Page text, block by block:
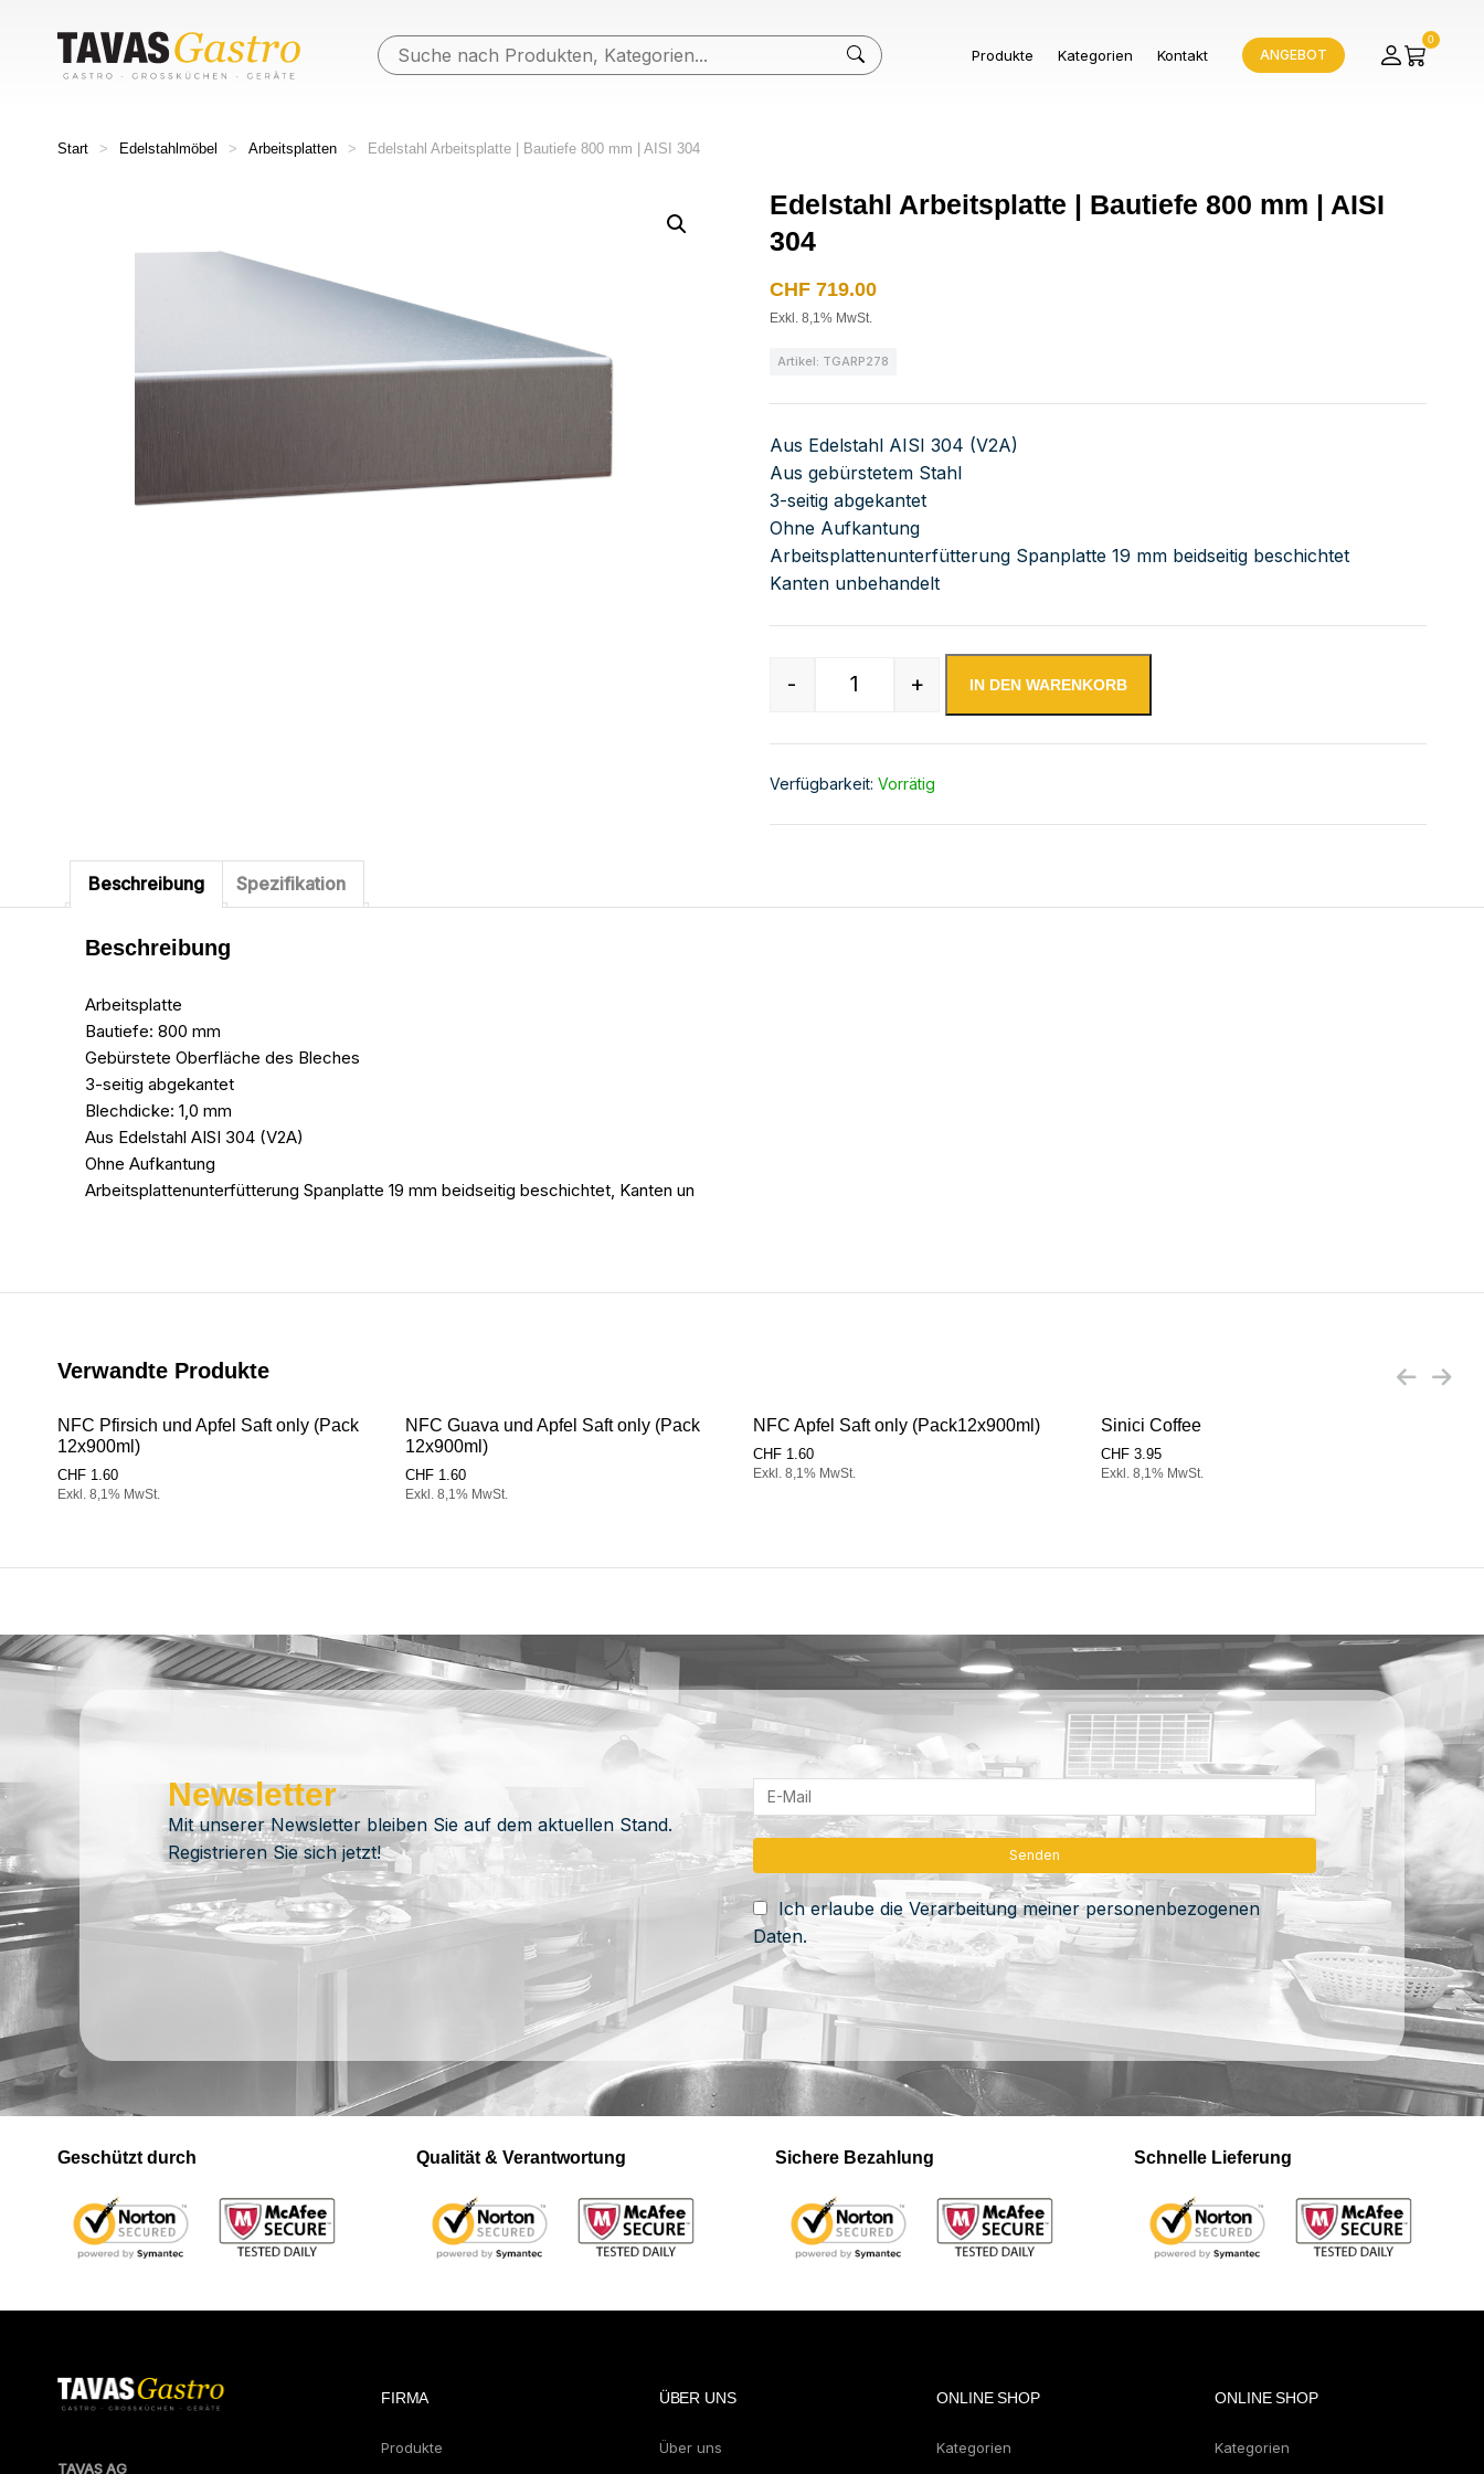
Produkte Kategorien Kontakt ANGEBOT
0
Start > Edelstahlmöbel > Arbeitsplatten > Edelstahl Arbeitsplatte | Bautiefe 800 mm | AISI 304
Edelstahl Arbeitsplatte | Bautiefe 800 mm | AISI
304
CHF719.00
Exkl. 8,1% MwSt.
Artikel: TGARP278
Aus Edelstahl AISI 304 (V2A)
Aus gebürstetem Stahl
3-seitig abgekantet
Ohne Aufkantung
Arbeitsplattenunterfütterung Spanplatte 19 mm beidseitig beschichtet
Kanten unbehandelt
Edelstahl Arbeitsplatte | Bautiefe 800 mm | AISI 304 Menge
- + IN DEN WARENKORB
Verfügbarkeit: Vorrätig
Beschreibung Spezifikation
Beschreibung
Arbeitsplatte
Bautiefe: 800 mm
Gebürstete Oberfläche des Bleches
3-seitig abgekantet
Blechdicke: 1,0 mm
Aus Edelstahl AISI 304 (V2A)
Ohne Aufkantung
Arbeitsplattenunterfütterung Spanplatte 19 mm beidseitig beschichtet, Kanten un
Verwandte Produkte
NFC Pfirsich und Apfel Saft only (Pack
12x900ml)
CHF 1.60
Exkl. 8,1% MwSt.
NFC Guava und Apfel Saft only (Pack
12x900ml)
CHF 1.60
Exkl. 8,1% MwSt.
NFC Apfel Saft only (Pack12x900ml)
CHF 1.60
Exkl. 8,1% MwSt.
Sinici Coffee
CHF 3.95
Exkl. 8,1% MwSt.
Newsletter
Mit unserer Newsletter bleiben Sie auf dem aktuellen Stand.
Registrieren Sie sich jetzt!
Ich erlaube die Verarbeitung meiner personenbezogenen
Daten.
Geschützt durch Qualität & Verantwortung Sichere Bezahlung Schnelle Lieferung
TAVAS AG
FIRMA
Produkte
ÜBER UNS
Über uns
ONLINE SHOP
Kategorien
ONLINE SHOP
Kategorien